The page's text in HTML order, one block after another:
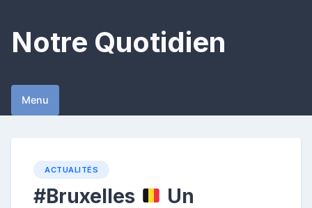
content
Notre Quotidien
Menu
ACTUALITÉS
#Bruxelles
Un